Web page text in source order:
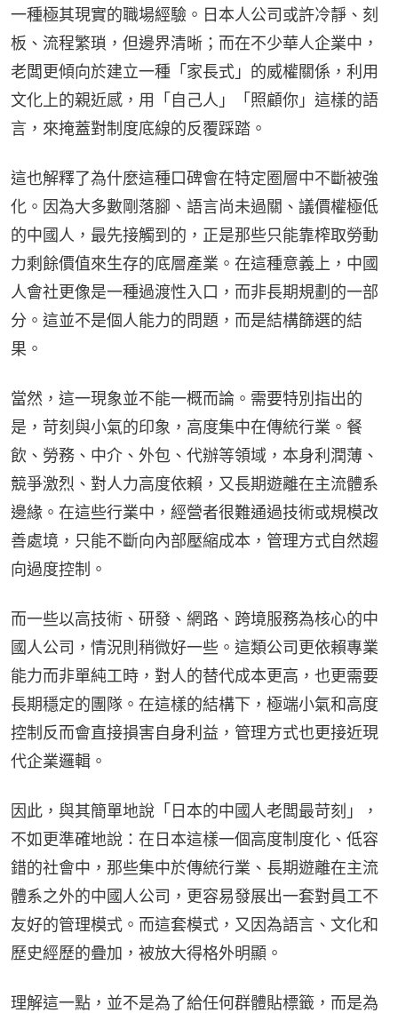
一種極其現實的職場經驗。日本人公司或許冷靜、刻
板、流程繁瑣，但邊界清晰；而在不少華人企業中，
老闆更傾向於建立一種「家長式」的威權關係，利用
文化上的親近感，用「自己人」「照顧你」這樣的語
言，來掩蓋對制度底線的反覆踩踏。
這也解釋了為什麼這種口碑會在特定圈層中不斷被強
化。因為大多數剛落腳、語言尚未過關、議價權極低
的中國人，最先接觸到的，正是那些只能靠榨取勞動
力剩餘價值來生存的底層產業。在這種意義上，中國
人會社更像是一種過渡性入口，而非長期規劃的一部
分。這並不是個人能力的問題，而是結構篩選的結
果。
當然，這一現象並不能一概而論。需要特別指出的
是，苛刻與小氣的印象，高度集中在傳統行業。餐
飲、勞務、中介、外包、代辦等領域，本身利潤薄、
競爭激烈、對人力高度依賴，又長期遊離在主流體系
邊緣。在這些行業中，經營者很難通過技術或規模改
善處境，只能不斷向內部壓縮成本，管理方式自然趨
向過度控制。
而一些以高技術、研發、網路、跨境服務為核心的中
國人公司，情況則稍微好一些。這類公司更依賴專業
能力而非單純工時，對人的替代成本更高，也更需要
長期穩定的團隊。在這樣的結構下，極端小氣和高度
控制反而會直接損害自身利益，管理方式也更接近現
代企業邏輯。
因此，與其簡單地說「日本的中國人老闆最苛刻」，
不如更準確地說：在日本這樣一個高度制度化、低容
錯的社會中，那些集中於傳統行業、長期遊離在主流
體系之外的中國人公司，更容易發展出一套對員工不
友好的管理模式。而這套模式，又因為語言、文化和
歷史經歷的疊加，被放大得格外明顯。
理解這一點，並不是為了給任何群體貼標籤，而是為